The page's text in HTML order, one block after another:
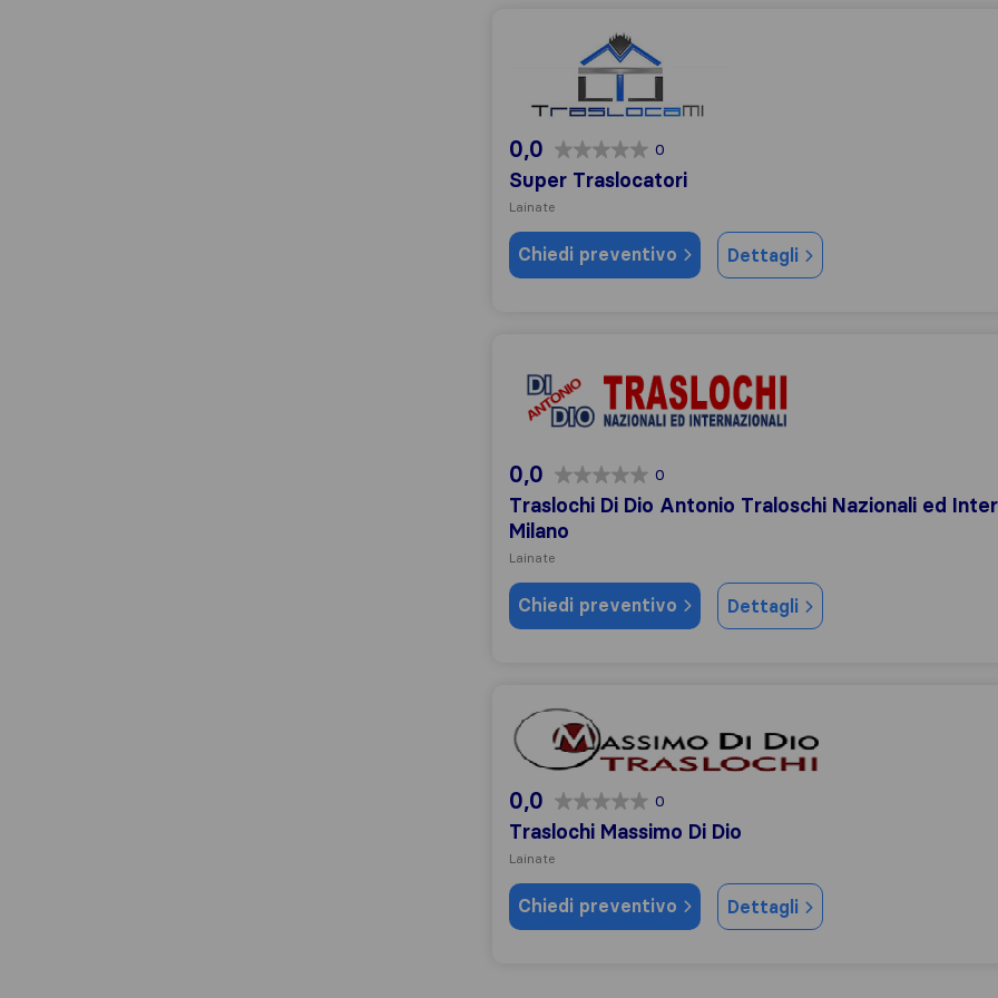
Super Traslocatori
0,0 0
Super Traslocatori
Lainate
Chiedi preventivo Dettagli
0,0 0
Traslochi Di Dio Antonio Traloschi Nazionali ed
Milano
Lainate
Chiedi preventivo Dettagli
Traslochi Massimo Di Dio
0,0 0
Traslochi Massimo Di Dio
Lainate
Chiedi preventivo Dettagli